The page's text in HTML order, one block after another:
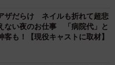
ザだらけ ネイルも折れて超悲
い夜のお仕事 「病院代」と
客も！【現役キャストに取材】